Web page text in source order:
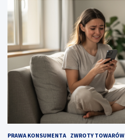
PRAWA KONSUMENTA ZWROTY TOWARÓW